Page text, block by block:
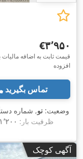
‎€۳٬۹۵۰
قیمت ثابت به اضافه
افزوده
تماس بگیرید
وضعیت: نو, شماره
, ظرفیت بار: ۱٬۲۰۰ کیلوگرم
دکل:سیمپلکس ۲۴ V,
طول آگهی کوچک